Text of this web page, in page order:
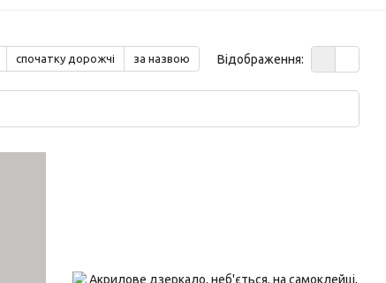
спочатку дорожчі за назвою Відображення: